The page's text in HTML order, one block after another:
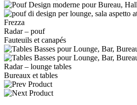
Radar – pouf
Fauteuils et canapés
Radar – lounge tables
Bureaux et tables